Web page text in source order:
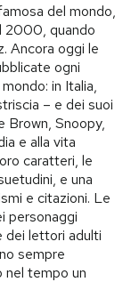
del mondo,
2000, quando
Ancora oggi le
ogni
in Italia,
– e dei suoi
Brown, Snoopy,
e alla vita
caratteri, le
e una
e citazioni. Le
personaggi
dei lettori adulti
sempre
nel tempo un